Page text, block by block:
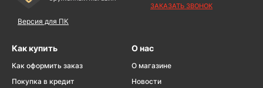
Версия для ПК
ЗАКАЗАТЬ ЗВОНОК
Как купить
Как оформить заказ
Покупка в кредит
О нас
О магазине
Новости